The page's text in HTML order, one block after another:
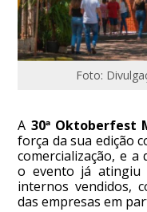
Foto:
A 30ª Oktoberfest
força da sua edição
comercialização, e a
o evento já atingiu
internos vendidos,
das empresas em